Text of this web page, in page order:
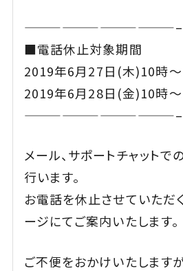
————————————–
■電話休止対象期間
2019年6月27日(木)10時
2019年6月28日(金)10時
————————————–
メール、サポートチャット
行います。
お電話を休止させていただ
ージにてご案内いたします。
ご不便をおかけいたします